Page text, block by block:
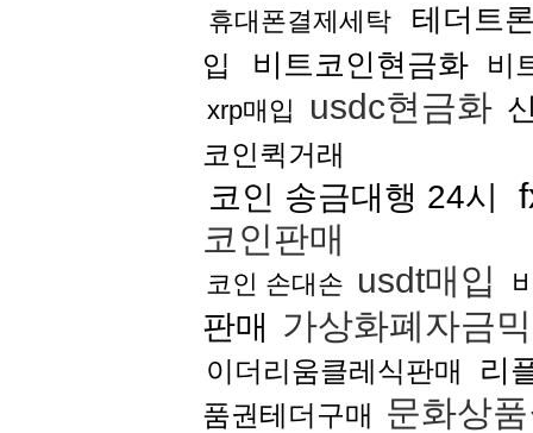
휴대폰결제세탁 테더트
입 비트코인현금화 비
xrp매입 usdc현금화
코인퀵거래
코인 송금대행 24시
코인판매
코인 손대손 usdt매입
판매 가상화폐자금
이더리움클레식판매 리
품권테더구매 문화상